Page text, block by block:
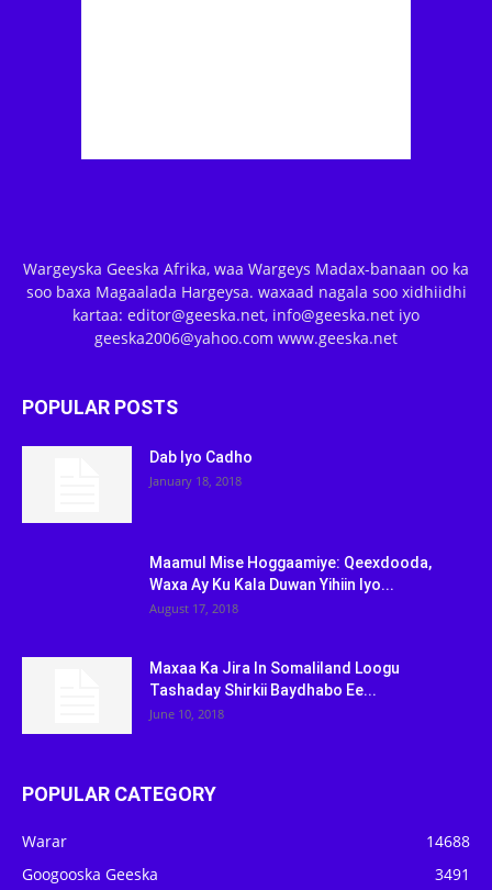
Wargeyska Geeska Afrika, waa Wargeys Madax-banaan oo ka
soo baxa Magaalada Hargeysa. waxaad nagala soo xidhiidhi
kartaa: editor@geeska.net, info@geeska.net iyo
geeska2006@yahoo.com www.geeska.net
POPULAR POSTS
Dab Iyo Cadho
January 18, 2018
Maamul Mise Hoggaamiye: Qeexdooda,
Waxa Ay Ku Kala Duwan Yihiin Iyo...
August 17, 2018
Maxaa Ka Jira In Somaliland Loogu
Tashaday Shirkii Baydhabo Ee...
June 10, 2018
POPULAR CATEGORY
Warar
14688
Googooska Geeska
3491